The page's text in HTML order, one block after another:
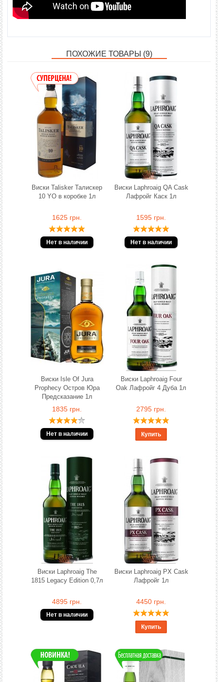
ПОХОЖИЕ ТОВАРЫ (9)
Виски Talisker Талискер
10 YO в коробке 1л
1625 грн.
Виски Laphroaig QA Cask
Лафройг Каск 1л
1595 грн.
Виски Isle Of Jura
Prophecy Остров Юра
Предсказание 1л
1835 грн.
Виски Laphroaig Four
Oak Лафройг 4 Дуба 1л
2795 грн.
Купить
Виски Laphroaig The
1815 Legacy Edition 0,7л
4895 грн.
Виски Laphroaig PX Cask
Лафройг 1л
4450 грн.
Купить